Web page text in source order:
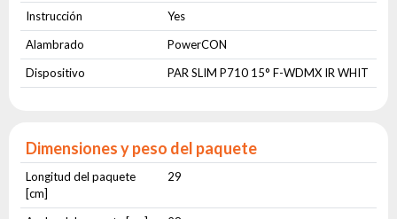
Instrucción
Yes
Alambrado
PowerCON
Dispositivo
PAR SLIM P710 15° F-WDMX IR WHIT
Dimensiones y peso del paquete
Longitud del paquete
[cm]
29